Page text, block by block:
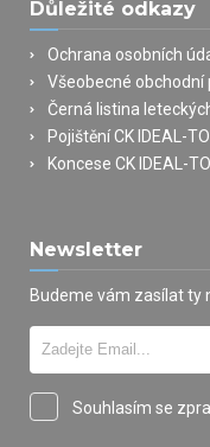
Důležité odkazy
Ochrana osobních
Všeobecné obchodní
Černá listina
Pojištění CK IDEAL-
Koncese CK IDEAL-
Newsletter
Budeme vám zasílat ty
Souhlasím se